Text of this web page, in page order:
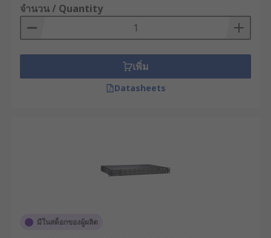
จำนวน / Quantity
เพิ่ม
Datasheets
มีในสต็อกของผู้ผลิต